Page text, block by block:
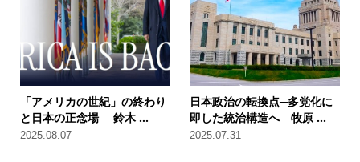
「アメリカの世紀」の終わり
と日本の正念場 鈴木 ...
2025.08.07
日本政治の転換点─多党化に
即した統治構造へ 牧原 ...
2025.07.31